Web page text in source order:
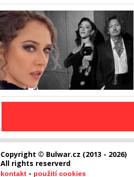
Copyright © Bulwar.cz (2013 - 2026)
All rights reserverd
kontakt - použití cookies